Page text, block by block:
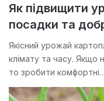
Як підвищити
посадки та
Якісний урожай
клімату та часу. Якщо
то зробити